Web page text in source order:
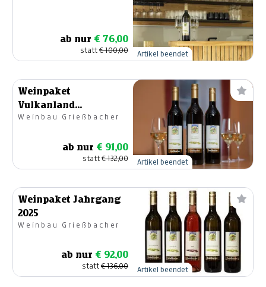
ab nur € 76,00
statt€ 100,00 Artikel beendet
Weinpaket
Vulkanland
Steiermark DAC
Weinbau Grießbacher
ab nur € 91,00
statt€ 132,00 Artikel beendet
Weinpaket Jahrgang
2025
Weinbau Grießbacher
ab nur € 92,00
statt€ 136,00 Artikel beendet